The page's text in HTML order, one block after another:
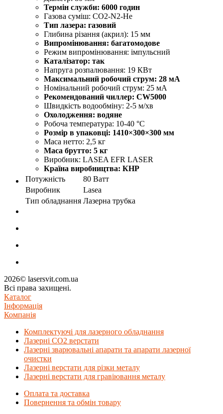
Термін служби: 6000 годин
Газова суміш: СO2-N2-He
Тип лазера: газовий
Глибина різання (акрил): 15 мм
Випромінювання: багатомодове
Режим випромінювання: імпульсний
Каталізатор: так
Напруга розпалювання: 19 КВт
Максимальний робочий струм: 28 мА
Номінальний робочий струм: 25 мА
Рекомендований чиллер: CW5000
Швидкість водообміну: 2-5 м/хв
Охолодження: водяне
Робоча температура: 10-40 °C
Розмір в упаковці: 1410×300×300 мм
Маса нетто: 2,5 кг
Маса брутто: 5 кг
Виробник: LASEA EFR LASER
Країна виробництва: КНР
Потужність
80 Ватт
Виробник
Lasea
Тип обладнання Лазерна трубка
2026© lasersvit.com.ua
Всі права захищені.
Каталог
Інформація
Компанія
Комплектуючі для лазерного обладнання
Лазерні СО2 верстати
Лазерні зварювальні апарати та апарати лазерної
очистки
Лазерні верстати для різки металу
Лазерні верстати для гравіювання металу
Оплата та доставка
Повернення та обмін товару